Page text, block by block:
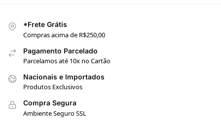
*Frete Grátis
Compras acima de R$250,00
Pagamento Parcelado
Parcelamos até 10x no Cartão
Nacionais e Importados
Produtos Exclusivos
Compra Segura
Ambiente Seguro SSL